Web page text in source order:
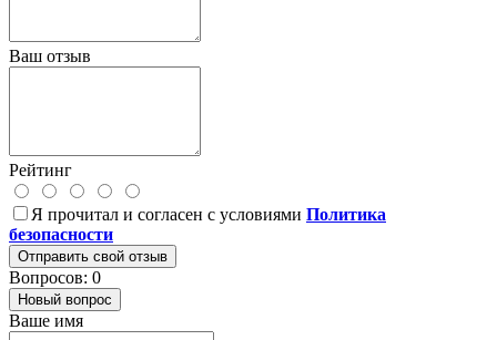
Ваш отзыв
Рейтинг
Я прочитал и согласен с условиями Политика
безопасности
Отправить свой отзыв
Вопросов: 0
Новый вопрос
Ваше имя